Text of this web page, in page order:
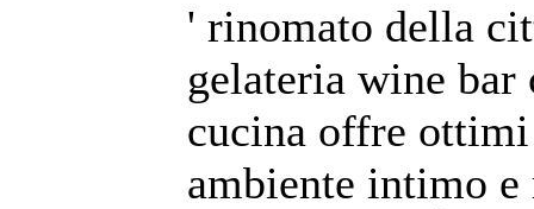
' rinomato della
gelateria wine bar
cucina offre
ambiente intimo e